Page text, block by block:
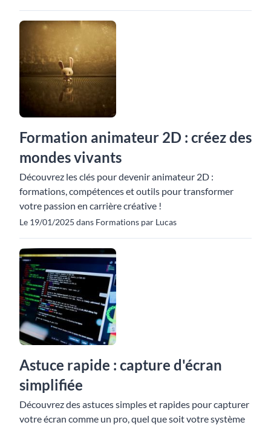
Formation animateur 2D : créez des
mondes vivants
Découvrez les clés pour devenir animateur 2D :
formations, compétences et outils pour transformer
votre passion en carrière créative !
Le 19/01/2025 dans Formations par Lucas
Astuce rapide : capture d'écran
simplifiée
Découvrez des astuces simples et rapides pour capturer
votre écran comme un pro, quel que soit votre système